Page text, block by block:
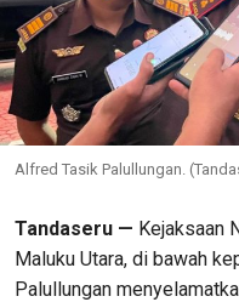
Alfred Tasik Palullungan.
Tandaseru — Kejaksaan
Maluku Utara, di bawah
Palullungan